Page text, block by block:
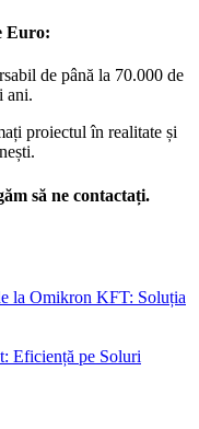
Euro:
de până la 70.000 de
ani.
proiectul în realitate și
să ne contactați.
la Omikron KFT: Soluția
Eficiență pe Soluri